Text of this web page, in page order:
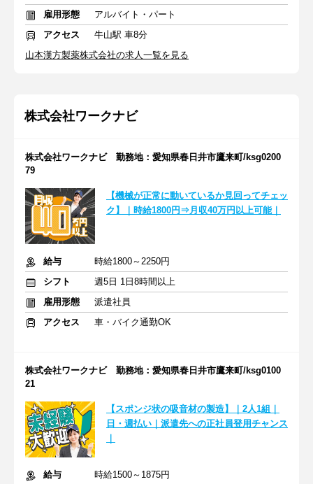
雇用形態
アルバイト・パート
アクセス
牛山駅 車8分
山本漢方製薬株式会社の求人一覧を見る
株式会社ワークナビ
株式会社ワークナビ 勤務地：愛知県春日井市鷹来町/ksg0200
79
【機械が正常に動いているか見回ってチェッ
ク】｜時給1800円⇒月収40万円以上可能｜
給与
時給1800～2250円
シフト
週5日 1日8時間以上
雇用形態
派遣社員
アクセス
車・バイク通勤OK
株式会社ワークナビ 勤務地：愛知県春日井市鷹来町/ksg0100
21
【スポンジ状の吸音材の製造】｜2人1組｜
日・週払い｜派遣先への正社員登用チャンス
給与
時給1500～1875円